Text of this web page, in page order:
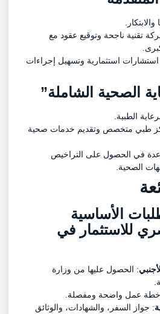
ناجحة وتوقيع عقود مع
استثمارية وتسهيل إجراءات
الصحية الشاملة”
الطبية.
طبي متخصص وتقديم خدمات صحية
في الحصول على التراخيص
الصحية.
الأساسية
للاستثمار في
: الحصول عليها من وزارة
عمل واضحة ومفصلة.
: جواز السفر، والشهادات، والوثائق